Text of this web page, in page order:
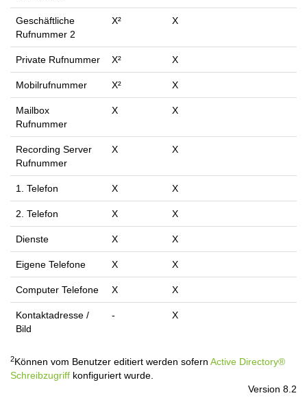
Geschäftliche
Rufnummer 2
X² X
Private Rufnummer X² X
Mobilrufnummer X² X
Mailbox
Rufnummer
X X
Recording Server
Rufnummer
X X
1. Telefon X X
2. Telefon X X
Dienste X X
Eigene Telefone X X
Computer Telefone X X
Kontaktadresse /
Bild
- X
2Können vom Benutzer editiert werden sofern Active Directory®
Schreibzugriff konfiguriert wurde.
Version 8.2